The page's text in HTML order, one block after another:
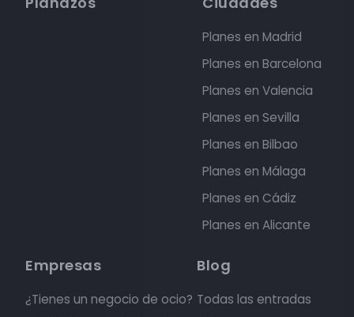
Planes en Madrid
Planes en Barcelona
Planes en Valencia
Planes en Sevilla
Planes en Bilbao
Planes en Málaga
Planes en Cádiz
Planes en Alicante
Empresas
¿Tienes un negocio de ocio?
Blog
Todas las entradas